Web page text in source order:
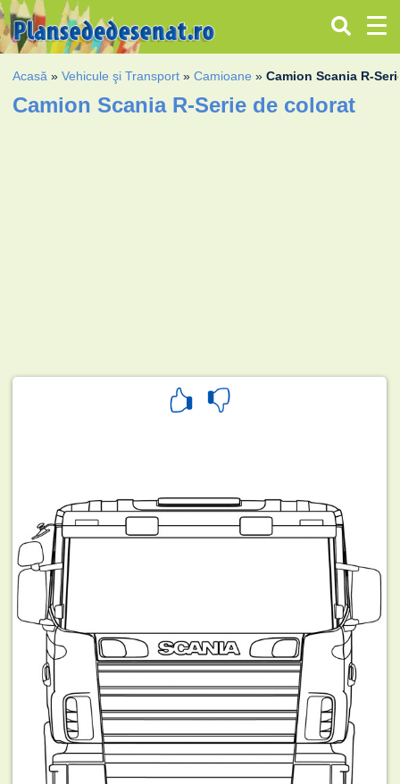
Acasă »Vehicule şi Transport »Camioane »Camion Scania R-
Camion Scania R-Serie de colorat